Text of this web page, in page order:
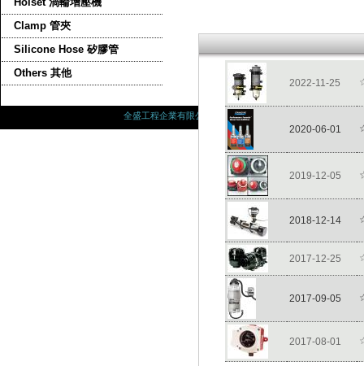
2022-11-25
2020-06-01
2019-12-05
2018-12-14
2017-12-25
2017-09-05
2017-08-01
Clamp 管夾
Silicone Hose 矽膠管
Others 其他
全盛工程企業有限公司 高雄市前鎮區新福路7號 電話 : 07-